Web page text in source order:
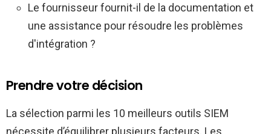
Le fournisseur fournit-il de la documentation et
une assistance pour résoudre les problèmes
d'intégration ?
Prendre votre décision
La sélection parmi les 10 meilleurs outils SIEM
nécessite d’équilibrer plusieurs facteurs. Les